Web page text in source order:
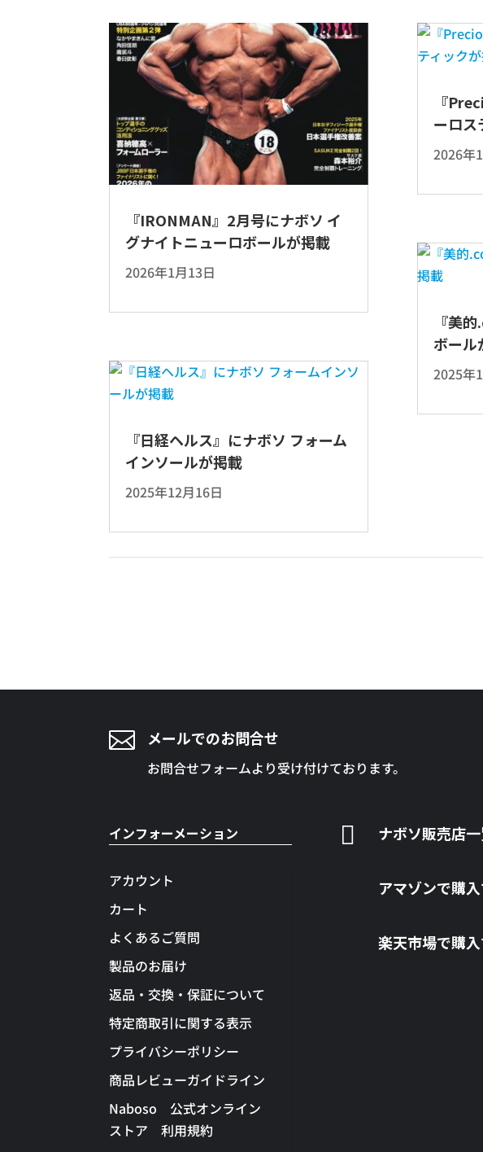
『IRONMAN』2月号にナボソ イ
グナイトニューロボールが掲載
2026年1月13日
『日経ヘルス』にナボソ フォーム
インソールが掲載
2025年12月16日
『
ーロス
2026年
『美
ボール
2025年
 メールでのお問合せ
お問合せフォームより受け付けております。
インフォーメーション
アカウント
カート
よくあるご質問
製品のお届け
返品・交換・保証について
特定商取引に関する表示
プライバシーポリシー
商品レビューガイドライン
Naboso 公式オンライン
ストア 利用規約
 ナボソ販売店
アマゾンで購
楽天市場で購